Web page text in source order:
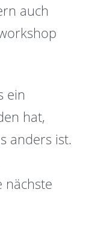
auch
ein
hat,
anders ist.
nächste